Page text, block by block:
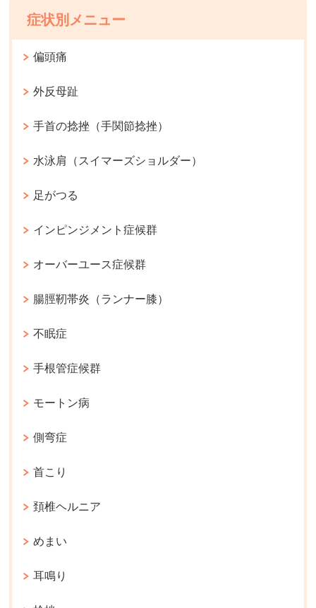
症状別メニュー
偏頭痛
外反母趾
手首の捻挫（手関節捻挫）
水泳肩（スイマーズショルダー）
足がつる
インピンジメント症候群
オーバーユース症候群
腸脛靭帯炎（ランナー膝）
不眠症
手根管症候群
モートン病
側弯症
首こり
頚椎ヘルニア
めまい
耳鳴り